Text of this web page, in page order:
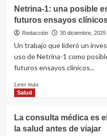
4
años
fuera
de
servicio,
el
Garrahan
fondos
propios
Netrina-1: una posible
futuros ensayos
Redacción 30 diciembre, 2025
Un trabajo que lideró un
uso de Netrina-1 como
futuros ensayos clínicos...
Leer másLeer
1:
una
Salud
La consulta médica es
la salud antes de viajar